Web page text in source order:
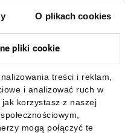
O plikach cookies
pliki cookie
treści i reklam,
i analizować ruch w
korzystasz z naszej
mogą połączyć te